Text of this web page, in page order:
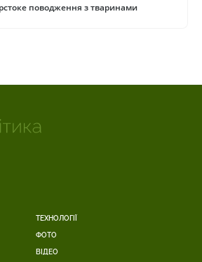
поводження з тваринами
ТЕХНОЛОГІЇ
ФОТО
ВІДЕО